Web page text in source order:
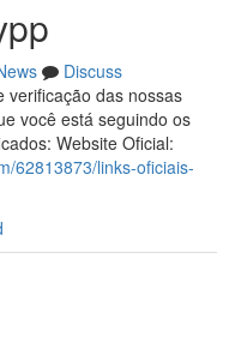
Discuss
verificação das nossas
você está seguindo os
Website Oficial:
62813873/links-oficiais-